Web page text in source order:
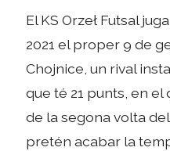
El KS Orzeł Futsal
2021 el proper 9 de
Chojnice, un rival
que té 21 punts, en
de la segona volta
pretén acabar la